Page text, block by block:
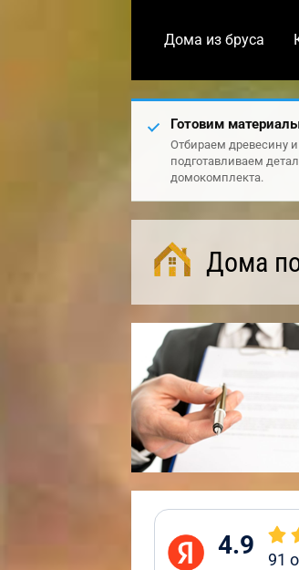
Дома из бруса
Готовим
Отбираем древесину и
подготавливаем
домокомплекта.
Дома
4.9 91